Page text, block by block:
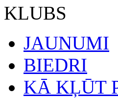
KLUBS
JAUNUMI
BIEDRI
KĀ KĻŪT